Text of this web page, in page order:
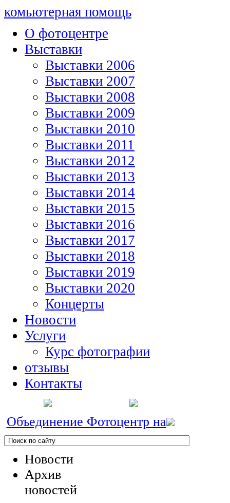
комьютерная помощь
О фотоцентре
Выставки
Выставки 2006
Выставки 2007
Выставки 2008
Выставки 2009
Выставки 2010
Выставки 2011
Выставки 2012
Выставки 2013
Выставки 2014
Выставки 2015
Выставки 2016
Выставки 2017
Выставки 2018
Выставки 2019
Выставки 2020
Концерты
Новости
Услуги
Курс фотографии
отзывы
Контакты
Объединение Фотоцентр на
Новости
Архив
новостей